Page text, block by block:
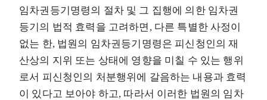
임차권등기명령의 절차 및 그 집행에 의한 임차권
등기의 법적 효력을 고려하면, 다른 특별한 사정이
없는 한, 법원의 임차권등기명령은 피신청인의 재
산상의 지위 또는 상태에 영향을 미칠 수 있는 행위
로서 피신청인의 처분행위에 갈음하는 내용과 효력
이 있다고 보아야 하고, 따라서 이러한 법원의 임차